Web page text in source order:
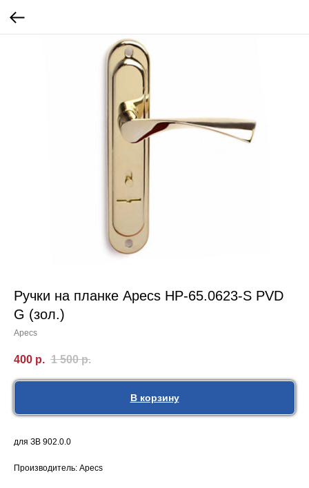
Ручки на планке Apecs HP-65.0623-S PVD
G (зол.)
Apecs
400 р. 1 500 р.
В корзину
для ЗВ 902.0.0
Производитель: Apecs